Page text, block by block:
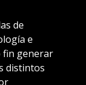
de
e
fin generar
distintos